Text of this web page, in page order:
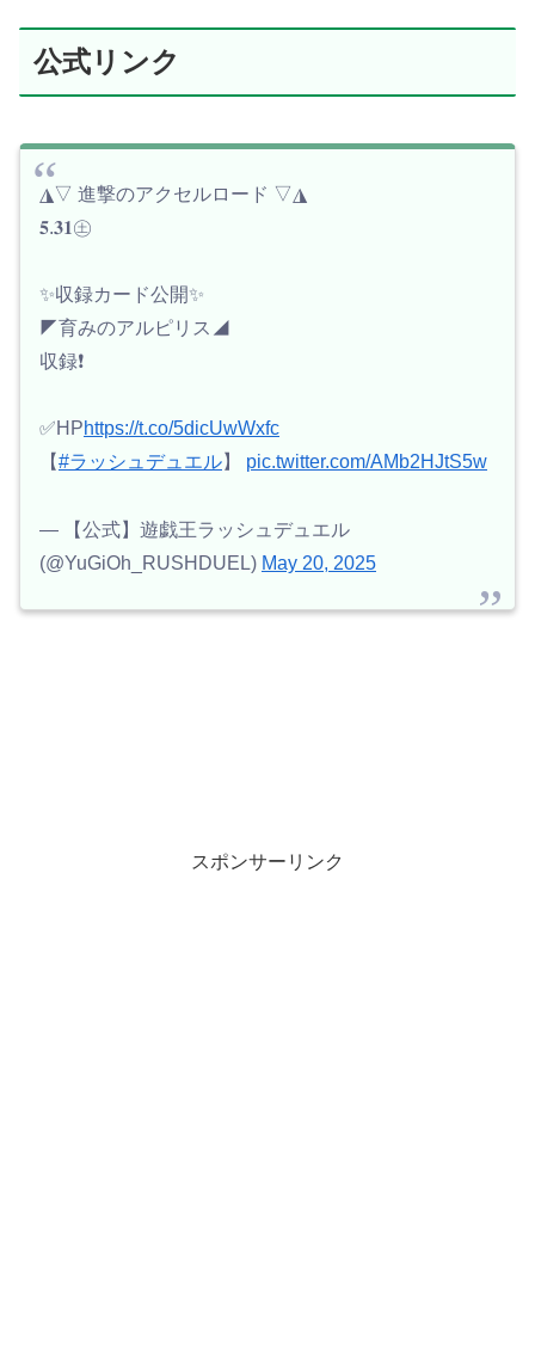
公式リンク
◮▽ 進撃のアクセルロード ▽◮
𝟓.𝟑𝟏㊏
✨収録カード公開✨
◤育みのアルピリス◢
収録❗️
✅HPhttps://t.co/5dicUwWxfc
【#ラッシュデュエル】 pic.twitter.com/AMb2HJtS5w
— 【公式】遊戯王ラッシュデュエル
(@YuGiOh_RUSHDUEL) May 20, 2025
スポンサーリンク